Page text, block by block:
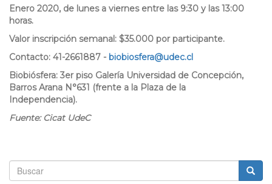
Enero 2020, de lunes a viernes entre las 9:30 y las 13:00
horas.
Valor inscripción semanal: $35.000 por participante.
Contacto: 41-2661887 - biobiosfera@udec.cl
Biobiósfera: 3er piso Galería Universidad de Concepción,
Barros Arana N°631 (frente a la Plaza de la
Independencia).
Fuente: Cicat UdeC
Formulario